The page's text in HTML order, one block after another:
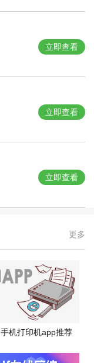
立即查看
立即查看
立即查看
更多
机打印机app推荐